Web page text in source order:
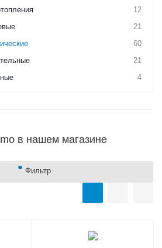
12
21
60
21
4
в нашем магазине
Фильтр